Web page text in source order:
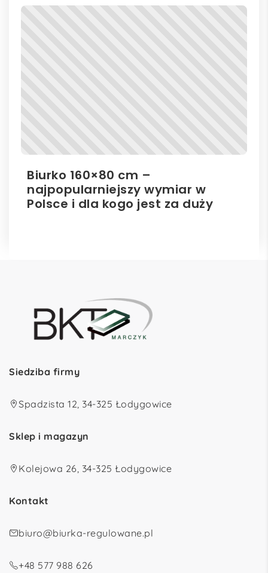
Biurko 160×80 cm –
najpopularniejszy wymiar w
Polsce i dla kogo jest za duży
Siedziba firmy
Spadzista 12, 34-325 Łodygowice
Sklep i magazyn
Kolejowa 26, 34-325 Łodygowice
Kontakt
biuro@biurka-regulowane.pl
+48 577 988 626